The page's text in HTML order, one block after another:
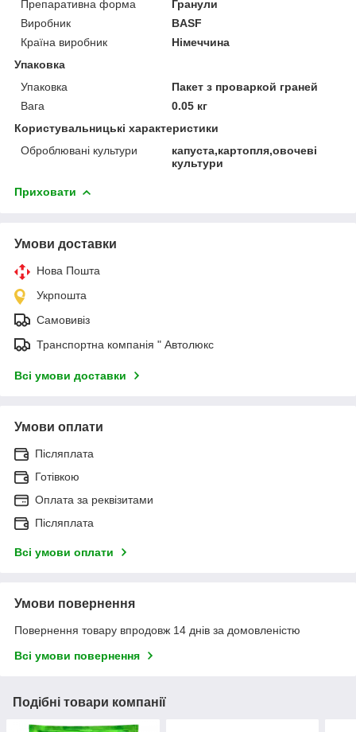
Препаративна форма
Гранули
Виробник
BASF
Країна виробник
Німеччина
Упаковка
Упаковка
Пакет з проваркой граней
Вага
0.05 кг
Користувальницькі характеристики
Оброблювані культури
капуста,картопля,овочеві
культури
Приховати
Умови доставки
Нова Пошта
Укрпошта
Самовивіз
Транспортна компанія " Автолюкс
Всі умови доставки
Умови оплати
Післяплата
Готівкою
Оплата за реквізитами
Післяплата
Всі умови оплати
Умови повернення
Повернення товару впродовж 14 днів за домовленістю
Всі умови повернення
Подібні товари компанії